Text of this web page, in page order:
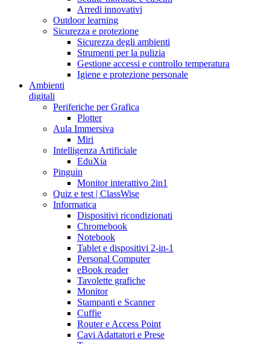
Arredi innovativi
Outdoor learning
Sicurezza e protezione
Sicurezza degli ambienti
Strumenti per la pulizia
Gestione accessi e controllo temperatura
Igiene e protezione personale
Ambienti
digitali
Periferiche per Grafica
Plotter
Aula Immersiva
Miri
Intelligenza Artificiale
EduXia
Pinguin
Monitor interattivo 2in1
Quiz e test | ClassWise
Informatica
Dispositivi ricondizionati
Chromebook
Notebook
Tablet e dispositivi 2-in-1
Personal Computer
eBook reader
Tavolette grafiche
Monitor
Stampanti e Scanner
Cuffie
Router e Access Point
Cavi Adattatori e Prese